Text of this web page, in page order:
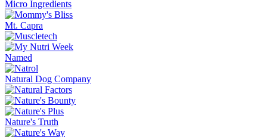
Micro Ingredients
Mt. Capra
Named
Natural Dog Company
Nature's Truth